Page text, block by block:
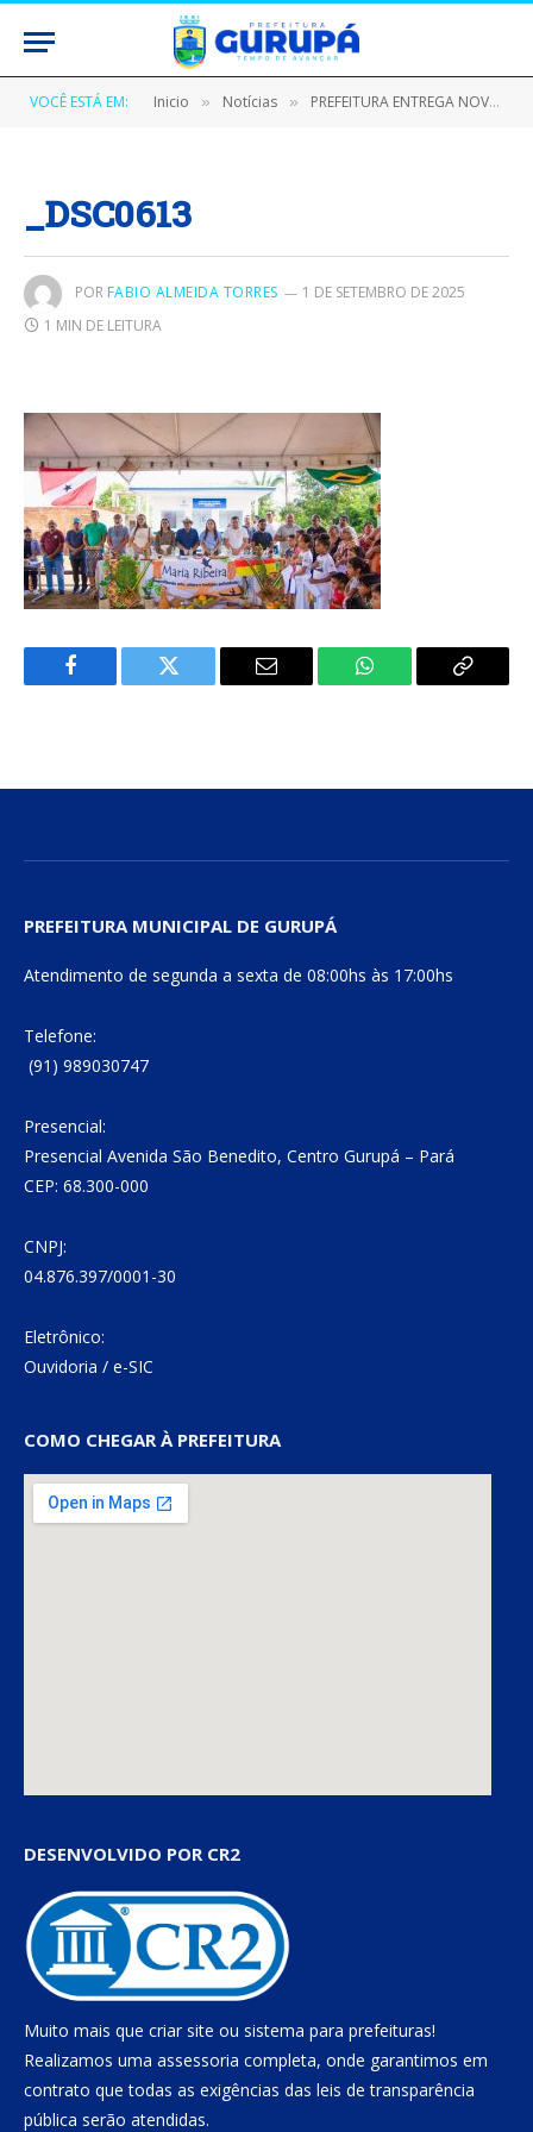
VOCÊ ESTÁ EM: Inicio » Notícias » PREFEITURA ENTREGA NOVO POSTO DE SAÚDE À COMUNIDADE QUILOMBO MARIA RIBEIRA
_DSC0613
PORFABIO ALMEIDA TORRES
1 DE SETEMBRO DE 2025
1 MIN DE LEITURA
Facebook Twitter
E-
WhatsApp Copiar
PREFEITURA MUNICIPAL DE GURUPÁ
Atendimento de segunda a sexta de 08:00hs às 17:00hs
Telefone:
(91) 989030747
Presencial:
Presencial Avenida São Benedito, Centro Gurupá – Pará
CEP: 68.300-000
CNPJ:
04.876.397/0001-30
Eletrônico:
Ouvidoria / e-SIC
COMO CHEGAR À PREFEITURA
DESENVOLVIDO POR CR2
Muito mais que criar site ou sistema para prefeituras!
Realizamos uma assessoria completa, onde garantimos em
contrato que todas as exigências das leis de transparência
pública serão atendidas.